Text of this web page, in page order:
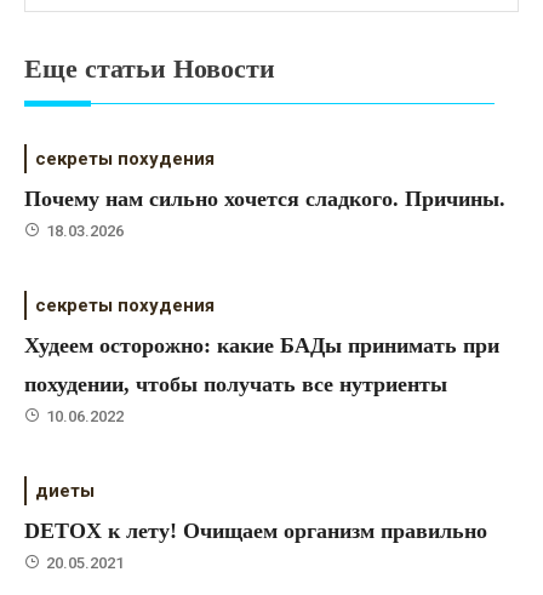
Еще статьи Новости
секреты похудения
Почему нам сильно хочется сладкого. Причины.
18.03.2026
секреты похудения
Худеем осторожно: какие БАДы принимать при
похудении, чтобы получать все нутриенты
10.06.2022
диеты
DETOX к лету! Очищаем организм правильно
20.05.2021